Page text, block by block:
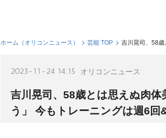
ホーム（オリコンニュース） 芸能 TOP 吉川晃司、58
2023-11-24 14:15 オリコンニュース
吉川晃司、58歳とは思えぬ肉
う」 今もトレーニングは週6回